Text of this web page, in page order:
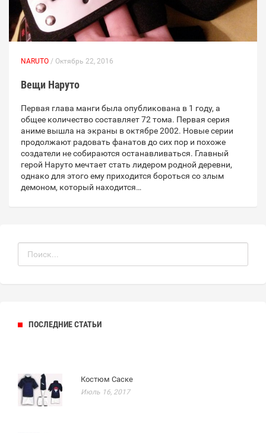
NARUTO / Октябрь 22, 2016
Вещи Наруто
Первая глава манги была опубликована в 1 году, а
общее количество составляет 72 тома. Первая серия
аниме вышла на экраны в октябре 2002. Новые серии
продолжают радовать фанатов до сих пор и похоже
создатели не собираются останавливаться. Главный
герой Наруто мечтает стать лидером родной деревни,
однако для этого ему приходится бороться со злым
демоном, который находится…
ПОСЛЕДНИЕ СТАТЬИ
Костюм Саске
Июль 16, 2017